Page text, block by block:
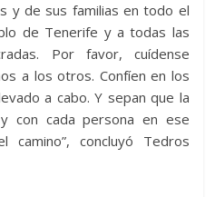
y de sus familias en todo el
de Tenerife y a todas las
Por favor, cuídense
a los otros. Confíen en los
a cabo. Y sepan que la
con cada persona en ese
concluyó Tedros